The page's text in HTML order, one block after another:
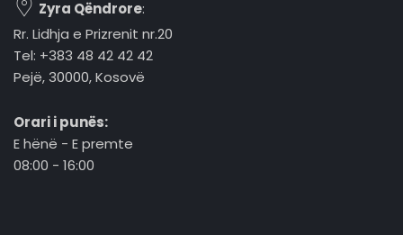
Zyra Qëndrore:
Rr. Lidhja e Prizrenit nr.20
Tel: +383 48 42 42 42
Pejë, 30000, Kosovë
Orari i punës:
E hënë - E premte
08:00 - 16:00